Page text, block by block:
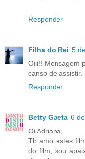
Responder
Filha do Rei 5
Oiii!! Mensagem
canso de assistir.
Responder
Betty Gaeta 6
Oi Adriana,
Tb amo estes
do film, sou